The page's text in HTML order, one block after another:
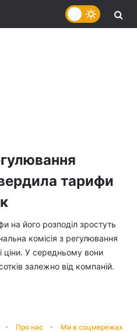
тарифи
на його розподіл зростуть
комісія з регулювання
ціни. У середньому вони
залежно від компаній.
Про нас Ми в соцмережах